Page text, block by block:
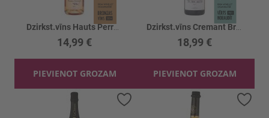
Dzirkst.vīns Hauts Perrays Cremant Rose 12.5%
14,99 €
PIEVIENOT GROZAM
18,99 €
PIEVIENOT GROZAM
Pievienot vēlmju sarakstam